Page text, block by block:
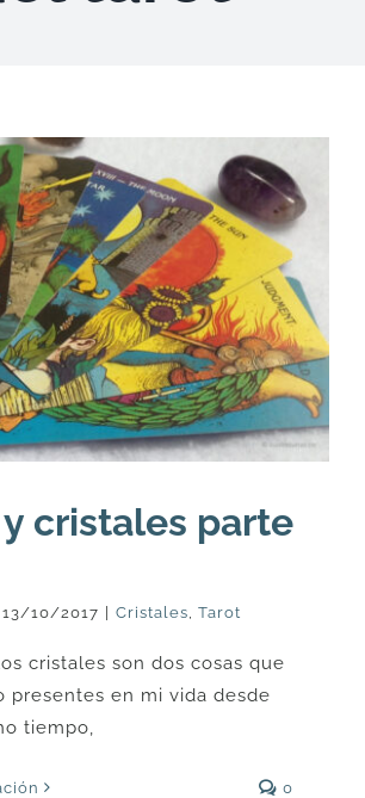
cristales parte
13/10/2017 | Cristales Tarot
cristales son dos cosas que
presentes en mi vida desde
tiempo,
0